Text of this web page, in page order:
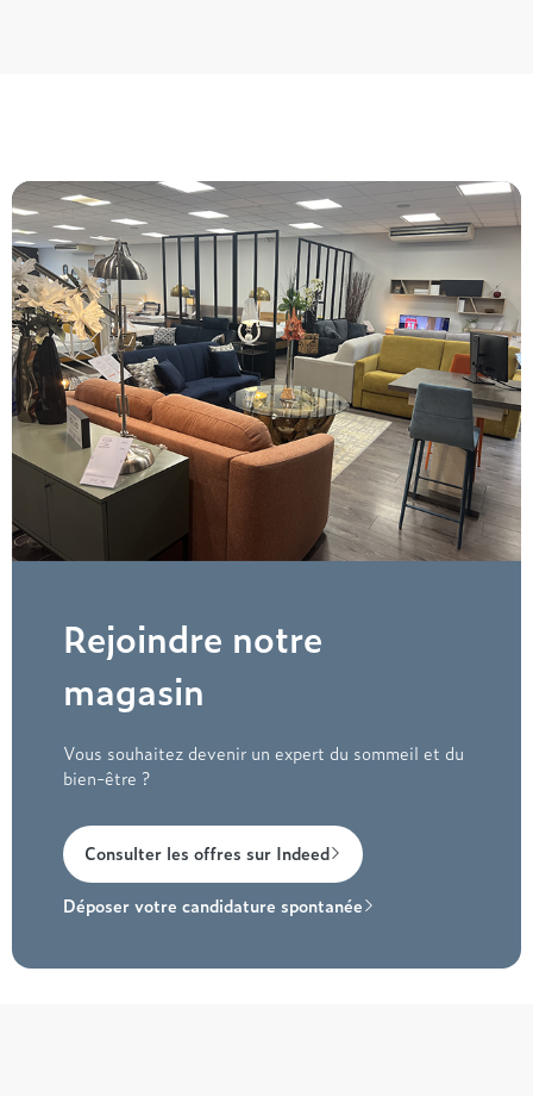
Rejoindre notre
magasin
Vous souhaitez devenir un expert du sommeil et du
bien-être ?
Consulter les offres sur Indeed
Déposer votre candidature spontanée